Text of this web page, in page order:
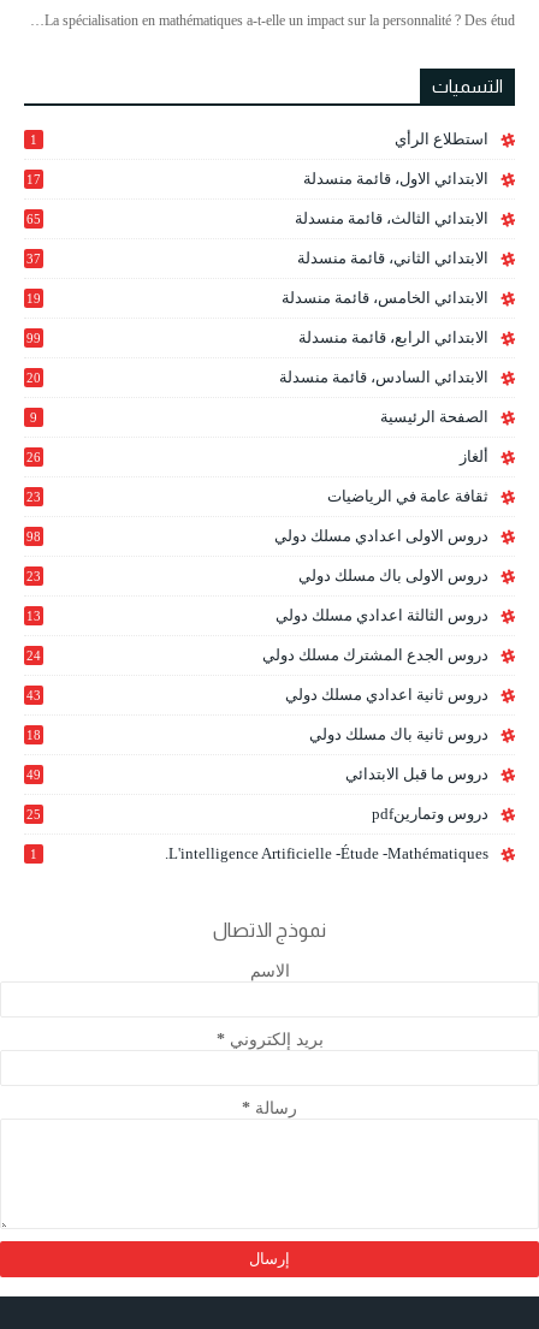
La spécialisation en mathématiques a-t-elle un impact sur la personnalité ? Des étud…
التسميات
استطلاع الرأي 1
الابتدائي الاول، قائمة منسدلة 17
الابتدائي الثالث، قائمة منسدلة 65
الابتدائي الثاني، قائمة منسدلة 37
الابتدائي الخامس، قائمة منسدلة
19
الابتدائي الرابع، قائمة منسدلة 99
الابتدائي السادس، قائمة منسدلة
20
الصفحة الرئيسية 9
ألغاز 26
ثقافة عامة في الرياضيات 23
دروس الاولى اعدادي مسلك دولي 98
دروس الاولى باك مسلك دولي
23
دروس الثالثة اعدادي مسلك دولي
13
دروس الجدع المشترك مسلك دولي
24
دروس ثانية اعدادي مسلك دولي 43
دروس ثانية باك مسلك دولي
18
دروس ما قبل الابتدائي 49
دروس وتمارينpdf 25
L'intelligence Artificielle -étude -mathématiques.
1
نموذج الاتصال
الاسم
بريد إلكتروني*
رسالة *